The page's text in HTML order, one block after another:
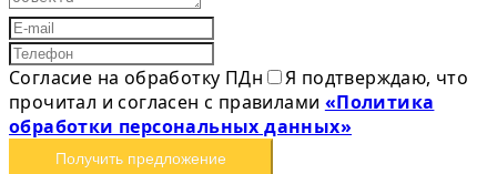
Согласие на обработку ПДн
Я подтверждаю, что
прочитал и согласен с правилами «Политика
обработки персональных данных»
Получить предложение